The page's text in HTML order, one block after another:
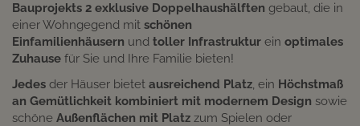
Bauprojekts 2 exklusive Doppelhaushälften gebaut, die in
einer Wohngegend mit schönen
Einfamilienhäusern und toller Infrastruktur ein optimales
Zuhause für Sie und Ihre Familie bieten!
Jedes der Häuser bietet ausreichend Platz, ein Höchstmaß
an Gemütlichkeit kombiniert mit modernem Design sowie
schöne Außenflächen mit Platz zum Spielen oder